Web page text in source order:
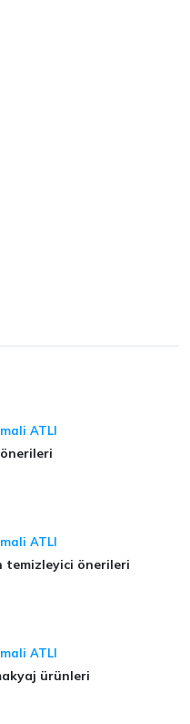
ATLI
ATLI
temizleyici önerileri
ATLI
ürünleri